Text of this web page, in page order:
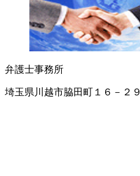
弁護士事務所
埼玉県川越市脇田町１６－２９